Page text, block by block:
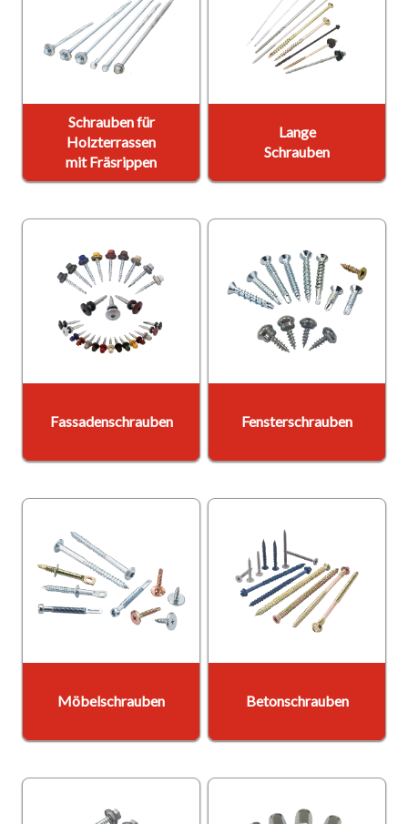
Schrauben für
Holzterrassen
mit Fräsrippen
Lange
Schrauben
Fassadenschrauben Fensterschrauben
Möbelschrauben Betonschrauben